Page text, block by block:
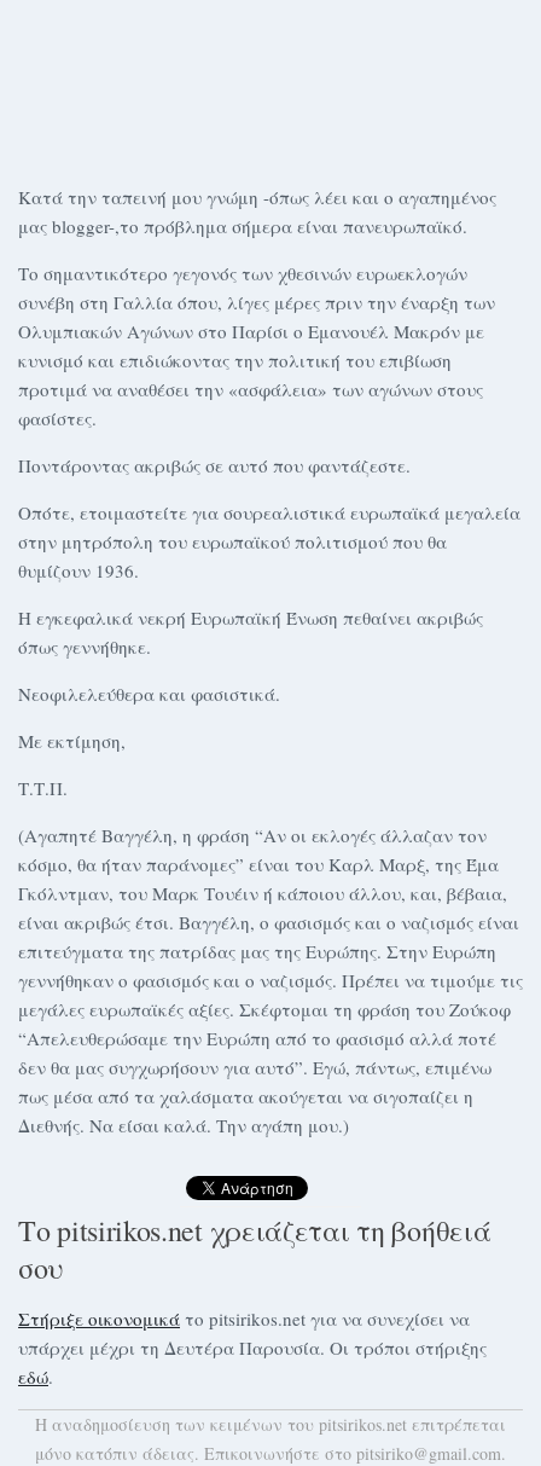
Κατά την ταπεινή μου γνώμη -όπως λέει και ο αγαπημένος
μας blogger-,το πρόβλημα σήμερα είναι πανευρωπαϊκό.
Το σημαντικότερο γεγονός των χθεσινών ευρωεκλογών
συνέβη στη Γαλλία όπου, λίγες μέρες πριν την έναρξη των
Ολυμπιακών Αγώνων στο Παρίσι ο Εμανουέλ Μακρόν με
κυνισμό και επιδιώκοντας την πολιτική του επιβίωση
προτιμά να αναθέσει την «ασφάλεια» των αγώνων στους
φασίστες.
Ποντάροντας ακριβώς σε αυτό που φαντάζεστε.
Οπότε, ετοιμαστείτε για σουρεαλιστικά ευρωπαϊκά μεγαλεία
στην μητρόπολη του ευρωπαϊκού πολιτισμού που θα
θυμίζουν 1936.
Η εγκεφαλικά νεκρή Ευρωπαϊκή Ένωση πεθαίνει ακριβώς
όπως γεννήθηκε.
Νεοφιλελεύθερα και φασιστικά.
Με εκτίμηση,
Τ.Τ.Π.
(Αγαπητέ Βαγγέλη, η φράση “Αν οι εκλογές άλλαζαν τον
κόσμο, θα ήταν παράνομες” είναι του Καρλ Μαρξ, της Έμα
Γκόλντμαν, του Μαρκ Τουέιν ή κάποιου άλλου, και, βέβαια,
είναι ακριβώς έτσι. Βαγγέλη, ο φασισμός και ο ναζισμός είναι
επιτεύγματα της πατρίδας μας της Ευρώπης. Στην Ευρώπη
γεννήθηκαν ο φασισμός και ο ναζισμός. Πρέπει να τιμούμε τις
μεγάλες ευρωπαϊκές αξίες. Σκέφτομαι τη φράση του Ζούκοφ
“Απελευθερώσαμε την Ευρώπη από το φασισμό αλλά ποτέ
δεν θα μας συγχωρήσουν για αυτό”. Εγώ, πάντως, επιμένω
πως μέσα από τα χαλάσματα ακούγεται να σιγοπαίζει η
Διεθνής. Να είσαι καλά. Την αγάπη μου.)
Το pitsirikos.net χρειάζεται τη βοήθειά
σου
Στήριξε οικονομικά το pitsirikos.net για να συνεχίσει να
υπάρχει μέχρι τη Δευτέρα Παρουσία. Οι τρόποι στήριξης
εδώ.
H αναδημοσίευση των κειμένων του pitsirikos.net επιτρέπεται
μόνο κατόπιν άδειας. Επικοινωνήστε στο pitsiriko@gmail.com.